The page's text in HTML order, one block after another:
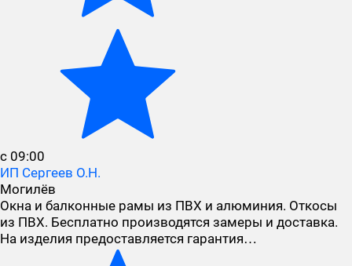
с 09:00
ИП Сергеев О.Н.
Могилёв
Окна и балконные рамы из ПВХ и алюминия. Откосы
из ПВХ. Бесплатно производятся замеры и доставка.
На изделия предоставляется гарантия…